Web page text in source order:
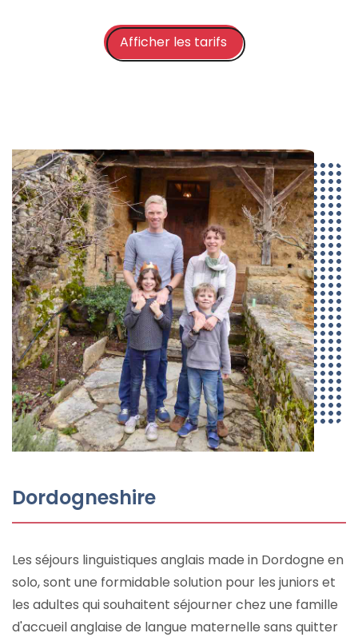
Afficher les tarifs
Dordogneshire
Les séjours linguistiques anglais made in Dordogne en
solo, sont une formidable solution pour les juniors et
les adultes qui souhaitent séjourner chez une famille
d'accueil anglaise de langue maternelle sans quitter